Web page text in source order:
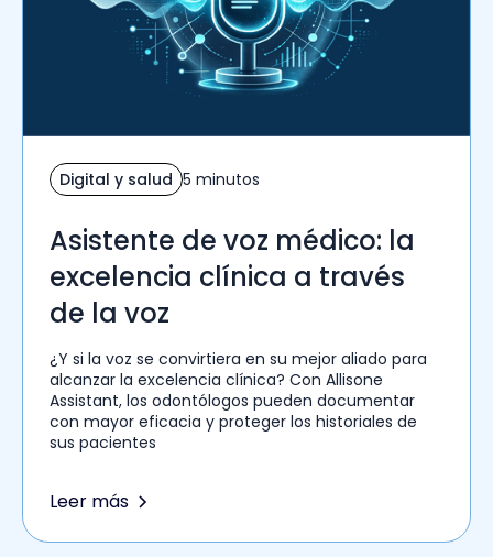
Digital y salud 5 minutos
Asistente de voz médico: la
excelencia clínica a través
de la voz
¿Y si la voz se convirtiera en su mejor aliado para
alcanzar la excelencia clínica? Con Allisone
Assistant, los odontólogos pueden documentar
con mayor eficacia y proteger los historiales de
sus pacientes
Leer más